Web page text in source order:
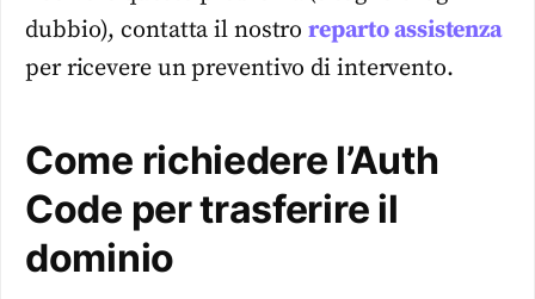
dubbio), contatta il nostroreparto assistenza
per ricevere un preventivo di intervento.
Come richiedere l’Auth
Code per trasferire il
dominio